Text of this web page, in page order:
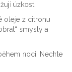
úzkost.
oleje z citronu
smysly a
noci. Nechte